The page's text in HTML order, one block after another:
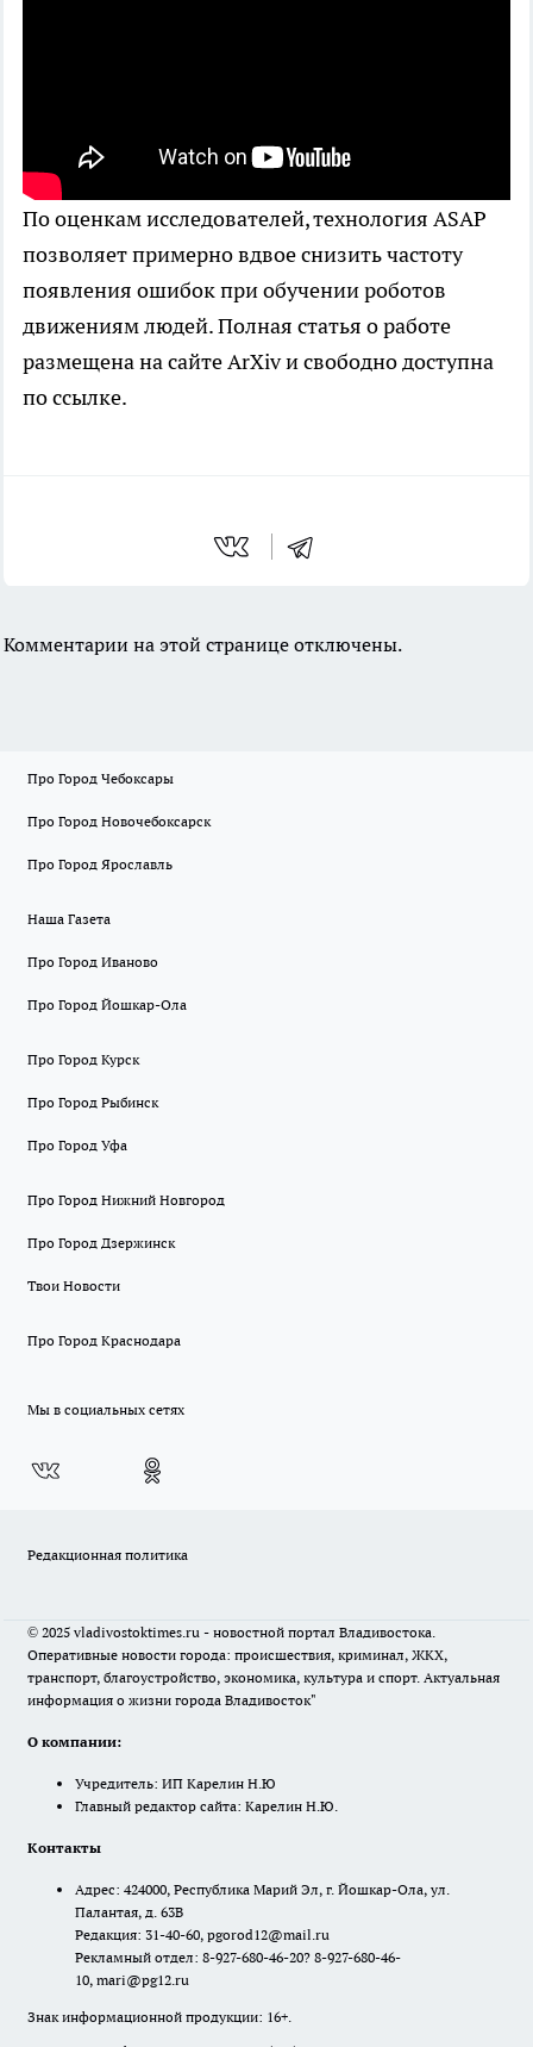
По оценкам исследователей, технология ASAP
позволяет примерно вдвое снизить частоту
появления ошибок при обучении роботов
движениям людей. Полная статья о работе
размещена на сайте ArXiv и свободно доступна
по ссылке.
Комментарии на этой странице отключены.
Про Город Чебоксары
Про Город Новочебоксарск
Про Город Ярославль
Наша Газета
Про Город Иваново
Про Город Йошкар-Ола
Про Город Курск
Про Город Рыбинск
Про Город Уфа
Про Город Нижний Новгород
Про Город Дзержинск
Твои Новости
Про Город Краснодара
Мы в социальных сетях
Редакционная политика
© 2025 vladivostoktimes.ru - новостной портал Владивостока.
Оперативные новости города: происшествия, криминал, ЖКХ,
транспорт, благоустройство, экономика, культура и спорт. Актуальная
информация о жизни города Владивосток"
О компании:
Учредитель: ИП Карелин Н.Ю
Главный редактор сайта: Карелин Н.Ю.
Контакты
Адрес: 424000, Республика Марий Эл, г. Йошкар-Ола, ул.
Палантая, д. 63В
Редакция: 31-40-60, pgorod12@mail.ru
Рекламный отдел: 8-927-680-46-20? 8-927-680-46-
10, mari@pg12.ru
Знак информационной продукции: 16+.